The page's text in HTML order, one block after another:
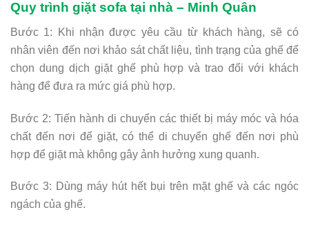
Quy trình giặt sofa tại nhà – Minh Quân
Bước 1: Khi nhận được yêu cầu từ khách hàng, sẽ có
nhân viên đến nơi khảo sát chất liệu, tình trạng của ghế để
chọn dung dịch giặt ghế phù hợp và trao đổi với khách
hàng để đưa ra mức giá phù hợp.
Bước 2: Tiến hành di chuyển các thiết bị máy móc và hóa
chất đến nơi để giặt, có thể di chuyển ghế đến nơi phù
hợp để giặt mà không gây ảnh hưởng xung quanh.
Bước 3: Dùng máy hút hết bụi trên mặt ghế và các ngóc
ngách của ghế.